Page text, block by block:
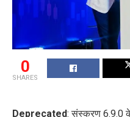
0
SHARES
Deprecated: संस्करण 6.9.0